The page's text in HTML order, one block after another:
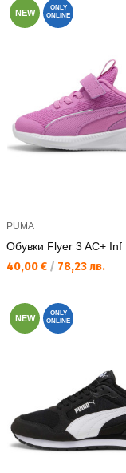
NEW
ONLY
ONLINE
PUMA
Обувки Flyer 3 AC+ Inf
Текуща цена:
40,00 € / 78,23 лв.
NEW
ONLY
ONLINE